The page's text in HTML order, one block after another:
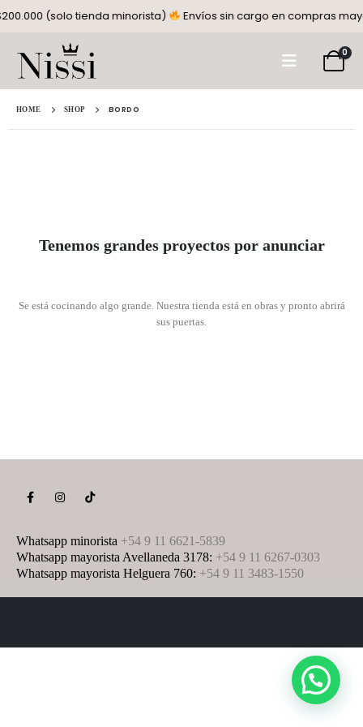
(solo tienda minorista) Envíos sin cargo en compras
0
HOME SHOP BORDO
Tenemos grandes proyectos por anunciar
Se está cocinando algo grande. Nuestra tienda está en obras y pronto abrirá
sus puertas.
Whatsapp minorista +54 9 11 6621-5839
Whatsapp mayorista Avellaneda 3178: +54 9 11 6267-0303
Whatsapp mayorista Helguera 760: +54 9 11 3483-1550